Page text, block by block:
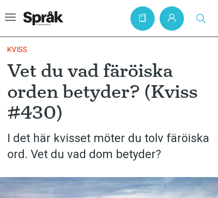
Hem
Artiklar
Krönikor
Språkfrågor
Skrivtips
Kviss
KVISS
Vet du vad färöiska
orden betyder? (Kviss
#430)
I det här kvisset möter du tolv färöiska
ord. Vet du vad dom betyder?